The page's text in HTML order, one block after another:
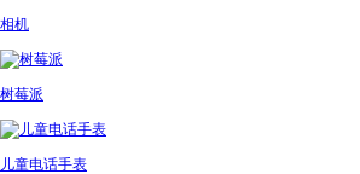
相机
树莓派
儿童电话手表